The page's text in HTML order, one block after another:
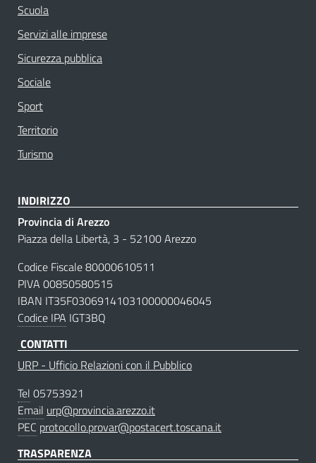
Scuola
Servizi alle imprese
Sicurezza pubblica
Sociale
Sport
Territorio
Turismo
INDIRIZZO
Provincia di Arezzo
Piazza della Libertà, 3 - 52100 Arezzo
Codice Fiscale 80000610511
PIVA 00850580515
IBAN IT35F0306914103100000046045
Codice IPA IGT3BQ
CONTATTI
URP - Ufficio Relazioni con il Pubblico
Tel 05753921
Email urp@provincia.arezzo.it
PEC protocollo.provar@postacert.toscana.it
TRASPARENZA